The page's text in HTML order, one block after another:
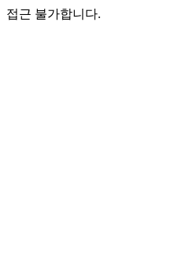
접근 불가합니다.